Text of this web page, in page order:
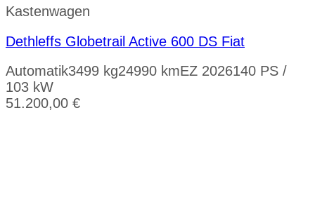
Kastenwagen
Dethleffs Globetrail Active 600 DS Fiat
Automatik3499 kg24990 kmEZ 2026140 PS /
103 kW
51.200,00 €